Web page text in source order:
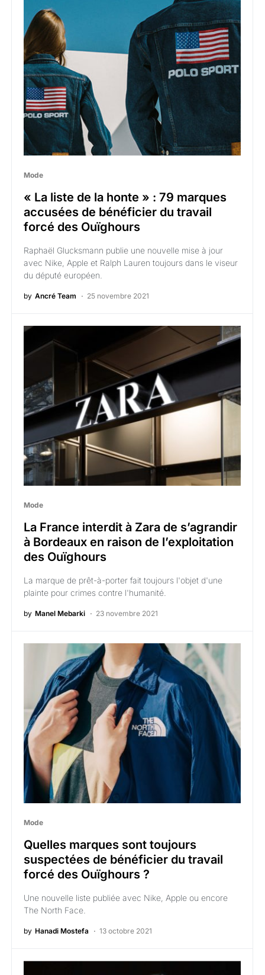
Mode
« La liste de la honte » : 79 marques
accusées de bénéficier du travail
forcé des Ouïghours
Raphaël Glucksmann publie une nouvelle mise à jour
avec Nike, Apple et Ralph Lauren toujours dans le viseur
du député européen.
by Ancré Team 25 novembre 2021
Mode
La France interdit à Zara de s’agrandir
à Bordeaux en raison de l’exploitation
des Ouïghours
La marque de prêt-à-porter fait toujours l'objet d'une
plainte pour crimes contre l'humanité.
by Manel Mebarki 23 novembre 2021
Mode
Quelles marques sont toujours
suspectées de bénéficier du travail
forcé des Ouïghours ?
Une nouvelle liste publiée avec Nike, Apple ou encore
The North Face.
by Hanadi Mostefa 13 octobre 2021